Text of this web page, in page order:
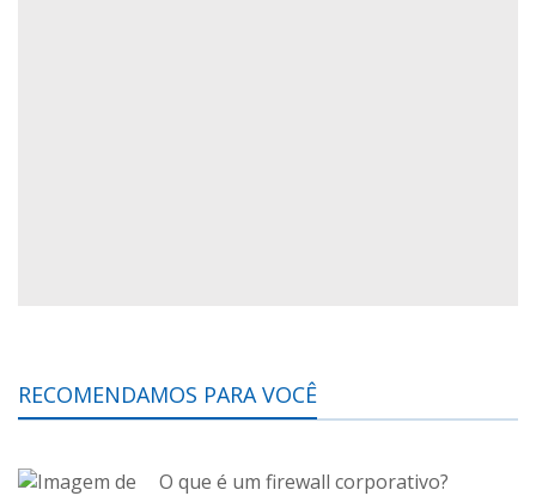
RECOMENDAMOS PARA VOCÊ
O que é um firewall corporativo?